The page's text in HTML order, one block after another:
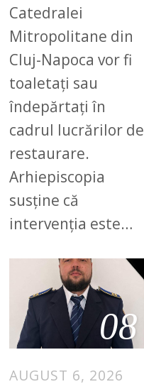
Catedralei
Mitropolitane din
Cluj-Napoca vor fi
toaletați sau
îndepărtați în
cadrul lucrărilor de
restaurare.
Arhiepiscopia
susține că
intervenția este…
08
AUGUST 6, 2026